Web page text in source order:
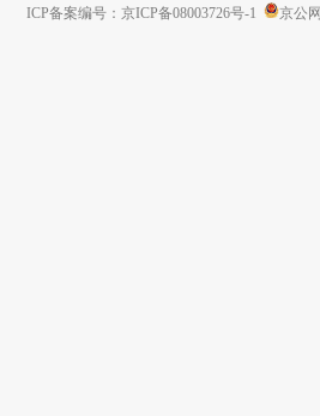
ICP备案编号：京ICP备08003726号-1
京公